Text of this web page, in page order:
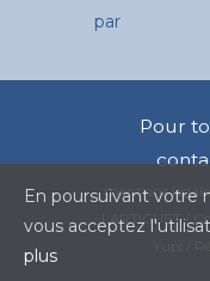
par
Pour
mentions
LARTIGUET /
En poursuivant votre
vous acceptez
plus